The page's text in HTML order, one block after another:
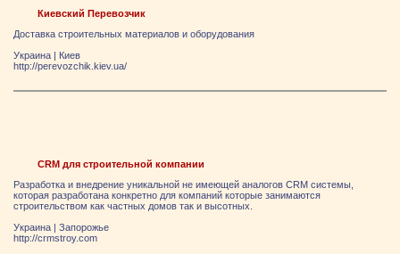
Киевский Перевозчик
Доставка строительных материалов и оборудования
Украина | Киев
http://perevozchik.kiev.ua/
CRM для строительной компании
Разработка и внедрение уникальной не имеющей аналогов CRM системы,
которая разработана конкретно для компаний которые занимаются
строительством как частных домов так и высотных.
Украина | Запорожье
http://crmstroy.com